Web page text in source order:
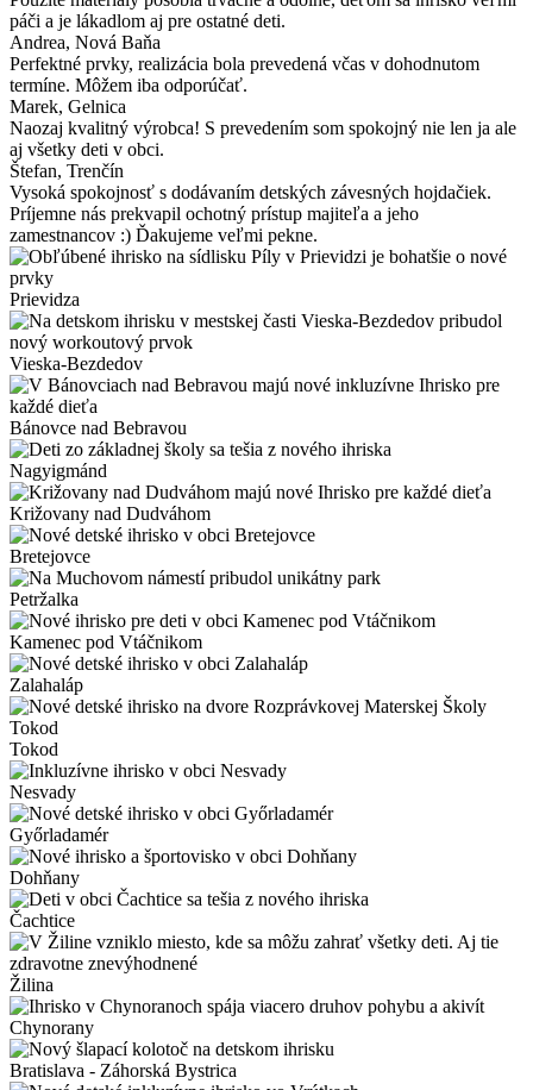
páči a je lákadlom aj pre ostatné deti.
Andrea, Nová Baňa
Perfektné prvky, realizácia bola prevedená včas v dohodnutom
termíne. Môžem iba odporúčať.
Marek, Gelnica
Naozaj kvalitný výrobca! S prevedením som spokojný nie len ja ale
aj všetky deti v obci.
Štefan, Trenčín
Vysoká spokojnosť s dodávaním detských závesných hojdačiek.
Príjemne nás prekvapil ochotný prístup majiteľa a jeho
zamestnancov :) Ďakujeme veľmi pekne.
Prievidza
Vieska-Bezdedov
Bánovce nad Bebravou
Nagyigmánd
Križovany nad Dudváhom
Bretejovce
Petržalka
Kamenec pod Vtáčnikom
Zalahaláp
Tokod
Nesvady
Győrladamér
Dohňany
Čachtice
Žilina
Chynorany
Bratislava - Záhorská Bystrica